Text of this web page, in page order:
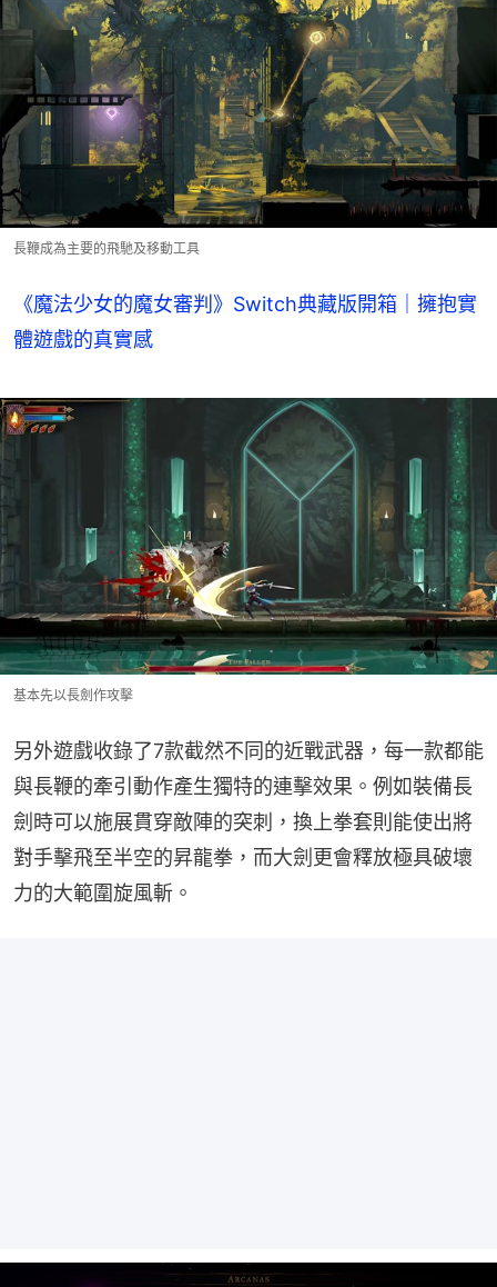
長鞭成為主要的飛馳及移動工具
《魔法少女的魔女審判》Switch典藏版開箱｜擁抱實
體遊戲的真實感
基本先以長劍作攻擊
另外遊戲收錄了7款截然不同的近戰武器，每一款都能
與長鞭的牽引動作產生獨特的連擊效果。例如裝備長
劍時可以施展貫穿敵陣的突刺，換上拳套則能使出將
對手擊飛至半空的昇龍拳，而大劍更會釋放極具破壞
力的大範圍旋風斬。